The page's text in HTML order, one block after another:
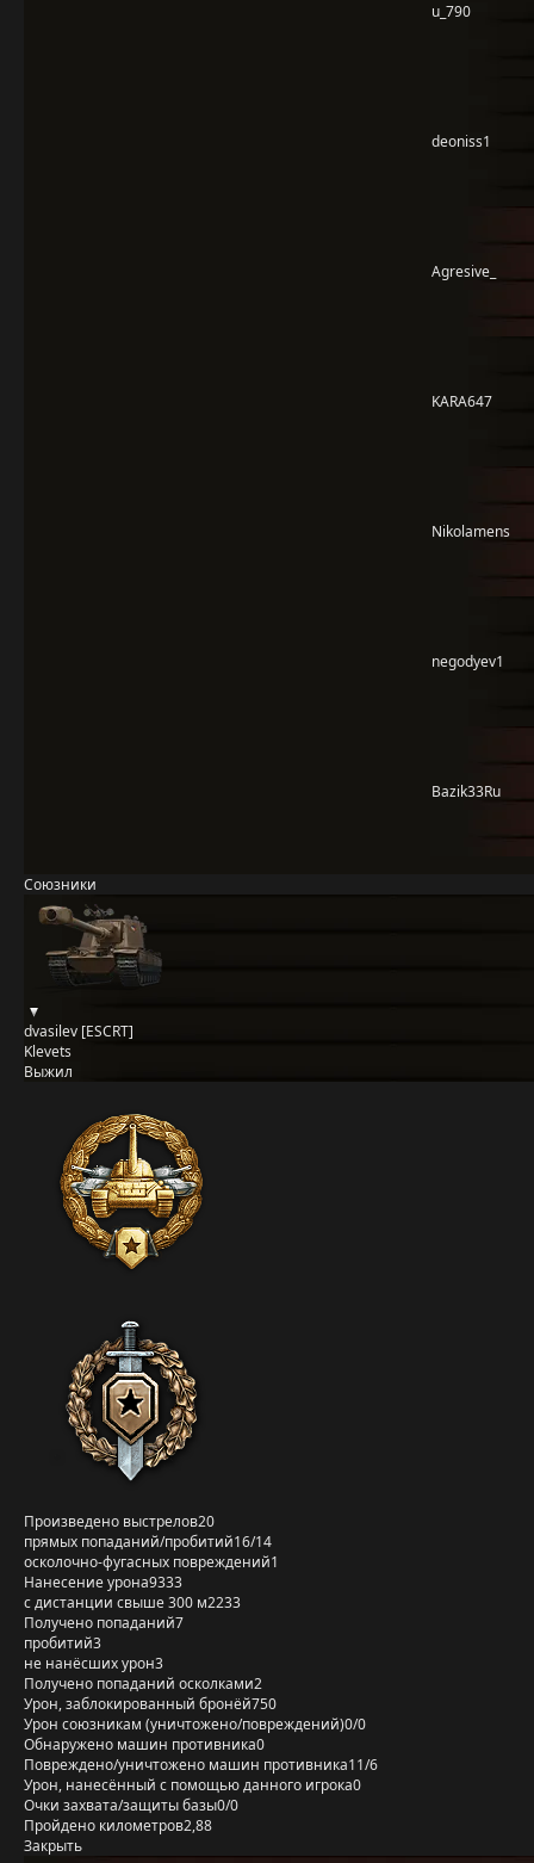
u_790
deoniss1
Agresive_
KARA647
Nikolamens
negodyev1
Bazik33Ru
Союзники
dvasilev [ESCRT]
Klevets
Выжил
Произведено выстрелов20
прямых попаданий/пробитий16/14
осколочно-фугасных повреждений1
Нанесение урона9333
с дистанции свыше 300 м2233
Получено попаданий7
пробитий3
не нанёсших урон3
Получено попаданий осколками2
Урон, заблокированный бронёй750
Урон союзникам (уничтожено/повреждений)0/0
Обнаружено машин противника0
Повреждено/уничтожено машин противника11/6
Урон, нанесённый с помощью данного игрока0
Очки захвата/защиты базы0/0
Пройдено километров2,88
Закрыть